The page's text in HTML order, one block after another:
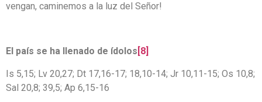
vengan, caminemos a la luz del Señor!
El país se ha llenado de ídolos [8]
Is 5,15; Lv 20,27; Dt 17,16-17; 18,10-14; Jr 10,11-15; Os 10,8;
Sal 20,8; 39,5; Ap 6,15-16